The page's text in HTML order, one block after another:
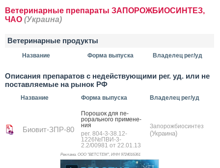
Ветеринарные препараты ЗАПОРОЖБИОСИНТЕЗ,
ЧАО (Украина)
Ветеринарные продукты
Название Форма выпуска Владелец рег/уд
Описания препаратов с недействующими рег. уд. или не
поставляемые на рынок РФ
Название Форма выпуска Владелец рег/уд
Биовит-ЗПР-80
По­рошок для пе­
рораль­но­го при­мене­
ния
рег. 804-3-38.12-
1226№ПВИ-3-
2.2/00981 от 22.01.13
Запорожбиосинтез
(Украина)
Реклама. ООО "ВЕТСТЕМ", ИНН 9724016361